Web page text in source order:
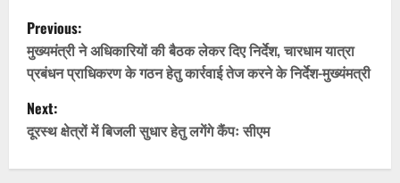
P
o
s
t
n
Previous:
मुख्यमंत्री ने अधिकारियों की बैठक लेकर दिए निर्देश, चारधाम यात्रा
प्रबंधन प्राधिकरण के गठन हेतु कार्रवाई तेज करने के निर्देश-मुख्यंमत्री
Next:
दूरस्थ क्षेत्रों में बिजली सुधार हेतु लगेंगे कैंपः सीएम